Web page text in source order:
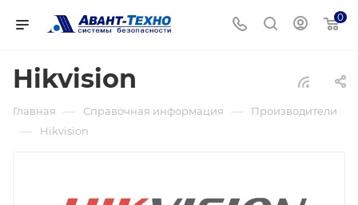
0
Hikvision
Главная — Справочная информация — Производители
— Hikvision